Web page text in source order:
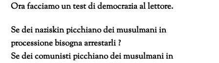
Ora facciamo un test di democrazia al lettore.
Se dei naziskin picchiano dei musulmani in
processione bisogna arrestarli ?
Se dei comunisti picchiano dei musulmani in